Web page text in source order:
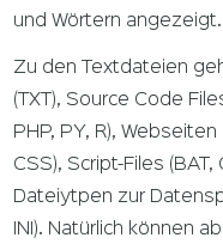
und Wörtern angezeigt.
Zu den Textdateien
(TXT), Source Code
PHP, PY, R),
CSS), Script-Files
Dateiytpen zur
INI). Natürlich können